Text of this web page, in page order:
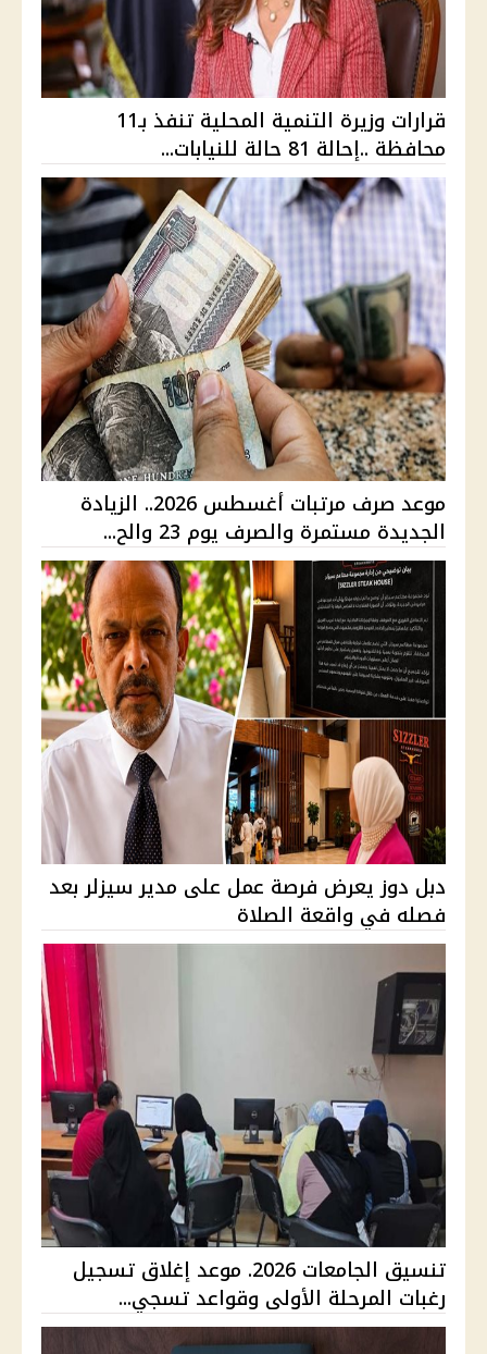
قرارات وزيرة التنمية المحلية تنفذ بـ11
محافظة ..إحالة 81 حالة للنيابات...
موعد صرف مرتبات أغسطس 2026.. الزيادة
الجديدة مستمرة والصرف يوم 23 والح...
دبل دوز يعرض فرصة عمل على مدير سيزلر بعد
فصله في واقعة الصلاة
تنسيق الجامعات 2026. موعد إغلاق تسجيل
رغبات المرحلة الأولى وقواعد تسجي...